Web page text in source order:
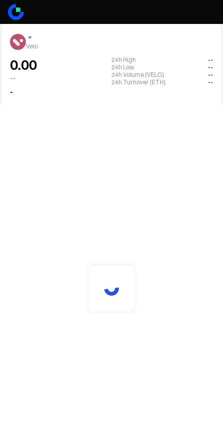
Velo
0.00
--
-
24h High
--
24h Low
--
24h Volume (VELO)
--
24h Turnover (ETH)
--